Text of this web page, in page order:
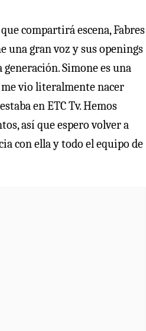
compartirá escena, Fabres
una gran voz y sus openings
Simone es una
vio literalmente nacer
en ETC Tv. Hemos
así que espero volver a
con ella y todo el equipo de